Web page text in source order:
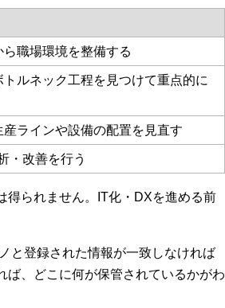
職場環境を整備する
ルネック工程を見つけて重点的に
ラインや設備の配置を見直す
・改善を行う
得られません。IT化・DXを進める前
と登録された情報が一致しなければ
ば、どこに何が保管されているかがわ